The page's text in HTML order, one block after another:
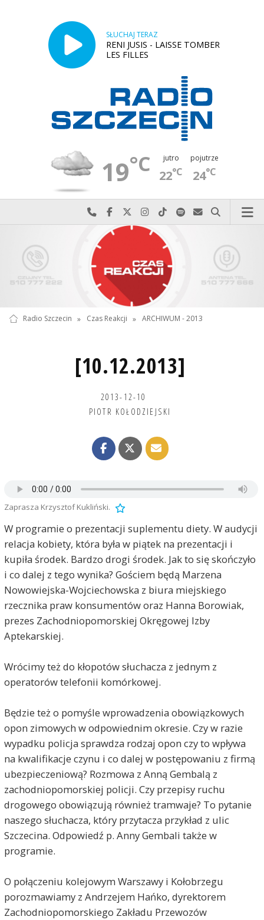
SŁUCHAJ TERAZ
RENI JUSIS - LAISSE TOMBER
LES FILLES
19°C jutro
22°C
pojutrze
24°C
Najlepiej po prostu do nas zadzwoń
Odwiedź nas na Facebook-u
Odwiedź nas na X
Odwiedź nas na Instagram-ie
Odwiedź nas na TikTok-u
Szukaj nas na Spotify
Wyślij do nas
Szukaj
Radio Szczecin » Czas Reakcji » ARCHIWUM - 2013
[10.12.2013]
2013-12-10
PIOTR KOŁODZIEJSKI
Zaprasza Krzysztof Kukliński.
W programie o prezentacji suplementu diety. W audycji
relacja kobiety, która była w piątek na prezentacji i
kupiła środek. Bardzo drogi środek. Jak to się skończyło
i co dalej z tego wynika? Gościem będą Marzena
Nowowiejska-Wojciechowska z biura miejskiego
rzecznika praw konsumentów oraz Hanna Borowiak,
prezes Zachodniopomorskiej Okręgowej Izby
Aptekarskiej.
Wrócimy też do kłopotów słuchacza z jednym z
operatorów telefonii komórkowej.
Będzie też o pomyśle wprowadzenia obowiązkowych
opon zimowych w odpowiednim okresie. Czy w razie
wypadku policja sprawdza rodzaj opon czy to wpływa
na kwalifikacje czynu i co dalej w postępowaniu z firmą
ubezpieczeniową? Rozmowa z Anną Gembalą z
zachodniopomorskiej policji. Czy przepisy ruchu
drogowego obowiązują również tramwaje? To pytanie
naszego słuchacza, który przytacza przykład z ulic
Szczecina. Odpowiedź p. Anny Gembali także w
programie.
O połączeniu kolejowym Warszawy i Kołobrzegu
porozmawiamy z Andrzejem Hańko, dyrektorem
Zachodniopomorskiego Zakładu Przewozów